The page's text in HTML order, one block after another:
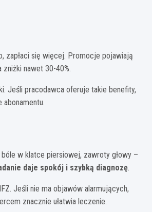
zapłaci się więcej. Promocje pojawiają
nawet 30-40%.
Jeśli pracodawca oferuje takie benefity,
w klatce piersiowej, zawroty głowy –
daje spokój i szybką diagnozę.
Jeśli nie ma objawów alarmujących,
znacznie ułatwia leczenie.